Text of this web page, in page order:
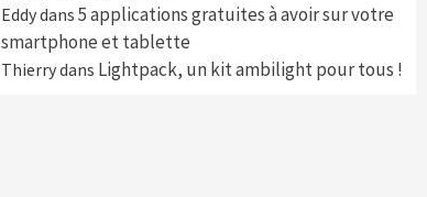
Eddydans 5 applications gratuites à avoir sur votre
smartphone et tablette
Thierrydans Lightpack, un kit ambilight pour tous !